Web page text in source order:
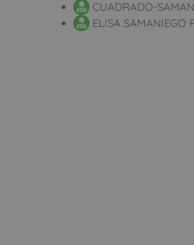
CUADRADO-
ELISA SAMANIEGO